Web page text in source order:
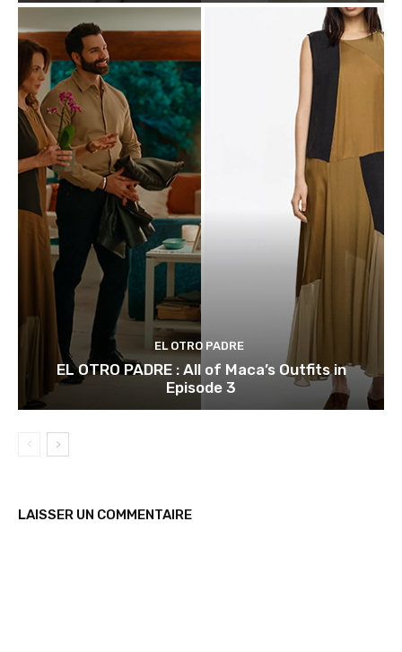
EL OTRO PADRE
EL OTRO PADRE : All of Maca’s Outfits in
Episode 3
LAISSER UN COMMENTAIRE